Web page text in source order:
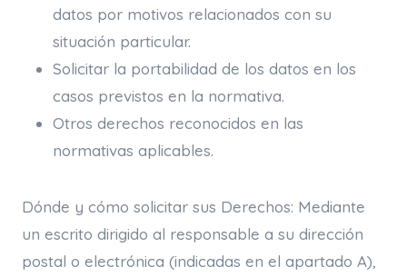
datos por motivos relacionados con su
situación particular.
Solicitar la portabilidad de los datos en los
casos previstos en la normativa.
Otros derechos reconocidos en las
normativas aplicables.
Dónde y cómo solicitar sus Derechos: Mediante
un escrito dirigido al responsable a su dirección
postal o electrónica (indicadas en el apartado A),